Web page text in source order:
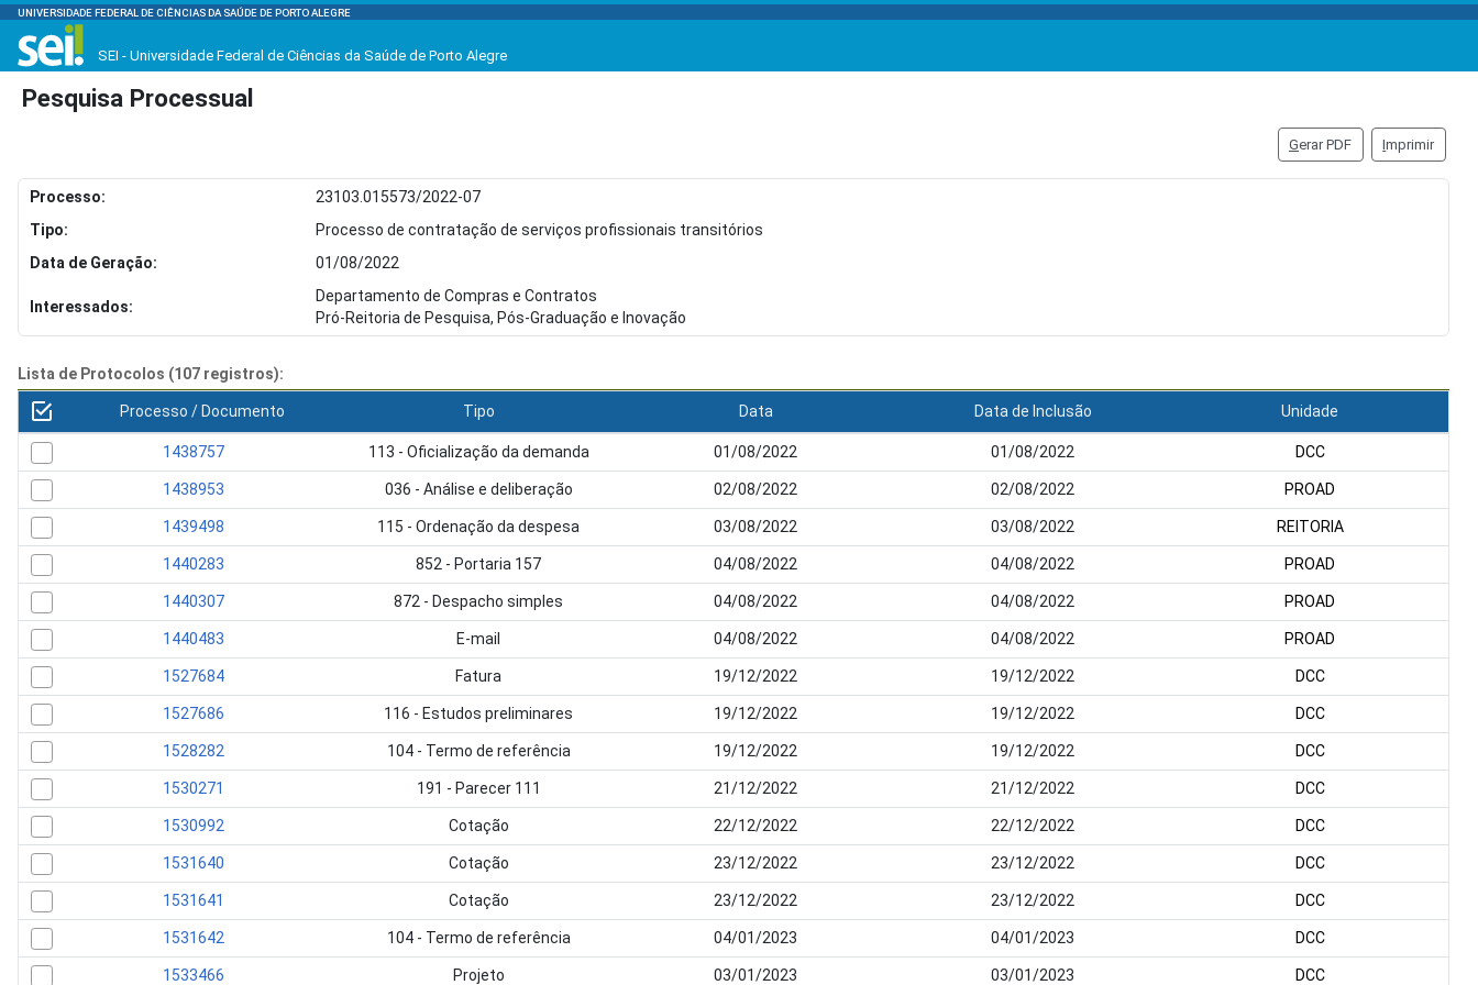
UNIVERSIDADE FEDERAL DE CIÊNCIAS DA SAÚDE DE PORTO ALEGRE
SEI - Universidade Federal de Ciências da Saúde de Porto Alegre
Pesquisa Processual
Gerar PDF Imprimir
Processo:
23103.015573/2022-07
Tipo:
Processo de contratação de serviços profissionais transitórios
Data de Geração:
01/08/2022
Interessados:
Departamento de Compras e Contratos
Pró-Reitoria de Pesquisa, Pós-Graduação e Inovação
Lista de Protocolos (107 registros):
Processo / Documento Tipo Data Data de Inclusão Unidade
1438757 113 - Oficialização da demanda 01/08/2022 01/08/2022 DCC
1438953 036 - Análise e deliberação 02/08/2022 02/08/2022 PROAD
1439498 115 - Ordenação da despesa 03/08/2022 03/08/2022 REITORIA
1440283 852 - Portaria 157 04/08/2022 04/08/2022 PROAD
1440307 872 - Despacho simples 04/08/2022 04/08/2022 PROAD
1440483 E-mail 04/08/2022 04/08/2022 PROAD
1527684 Fatura 19/12/2022 19/12/2022 DCC
1527686 116 - Estudos preliminares 19/12/2022 19/12/2022 DCC
1528282 104 - Termo de referência 19/12/2022 19/12/2022 DCC
1530271 191 - Parecer 111 21/12/2022 21/12/2022 DCC
1530992 Cotação 22/12/2022 22/12/2022 DCC
1531640 Cotação 23/12/2022 23/12/2022 DCC
1531641 Cotação 23/12/2022 23/12/2022 DCC
1531642 104 - Termo de referência 04/01/2023 04/01/2023 DCC
1533466 Projeto 03/01/2023 03/01/2023 DCC